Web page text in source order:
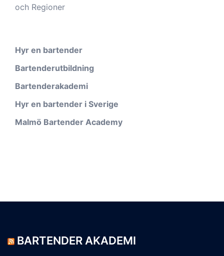
och Regioner
Hyr en bartender
Bartenderutbildning
Bartenderakademi
Hyr en bartender i Sverige
Malmö Bartender Academy
BARTENDER AKADEMI